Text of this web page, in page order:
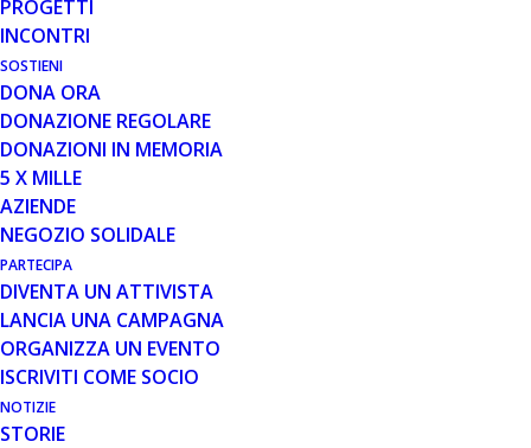
PROGETTI
INCONTRI
SOSTIENI
DONA ORA
DONAZIONE REGOLARE
DONAZIONI IN MEMORIA
5 X MILLE
AZIENDE
NEGOZIO SOLIDALE
PARTECIPA
DIVENTA UN ATTIVISTA
LANCIA UNA CAMPAGNA
ORGANIZZA UN EVENTO
ISCRIVITI COME SOCIO
NOTIZIE
STORIE
DUCHENNE 2020
Il 7 settembre, in tutto il mondo, sarà celebrata la
Giornata Mondiale di sensibilizzazione sulla distrofia
muscolare di Duchenne (WDAD), un’importante iniziativa
promossa da World Duchenne Organization e
coordinata a livello italiano da Parent Project aps.
L’obiettivo della Giornata è sensibilizzare su questa
malattia genetica che porta alla progressiva
degenerazione muscolare.